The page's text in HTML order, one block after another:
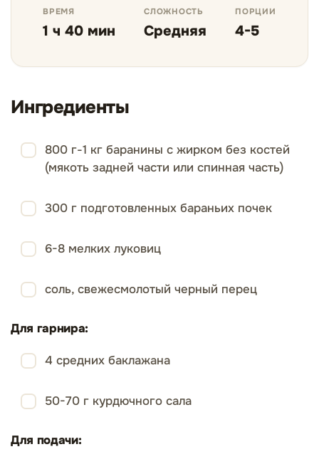
ВРЕМЯ
1 ч 40 мин
СЛОЖНОСТЬ
Средняя
ПОРЦИИ
4-5
Ингредиенты
800 г-1 кг баранины с жирком без костей
(мякоть задней части или спинная часть)
300 г подготовленных бараньих почек
6-8 мелких луковиц
соль, свежесмолотый черный перец
Для гарнира:
4 средних баклажана
50-70 г курдючного сала
Для подачи: